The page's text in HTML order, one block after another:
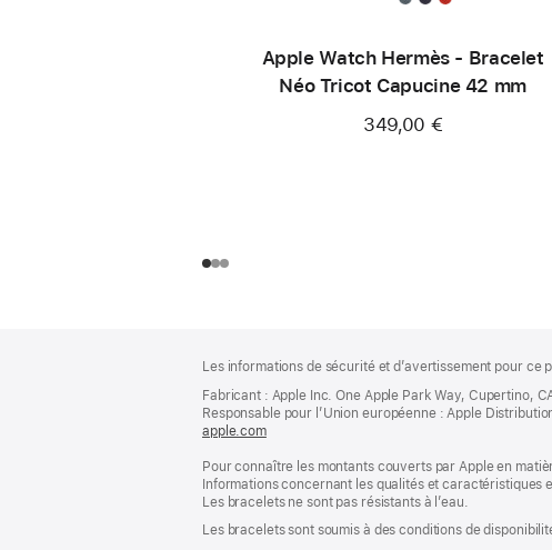
Apple Watch Hermès - Bracelet
Néo Tricot Capucine 42 mm
349,00 €
de
page
de
bas
de
page
Les informations de sécurité et d’avertissement pour ce
Fabricant : Apple Inc. One Apple Park Way, Cupertino,
Responsable pour l’Union européenne : Apple
apple.com(s’ouvre
une
nouvelle
fenêtre)
Pour connaître les montants couverts par Apple en
Informations concernant les qualités et caractéristiques
Les bracelets ne sont pas résistants à l’eau.
Les bracelets sont soumis à des conditions de